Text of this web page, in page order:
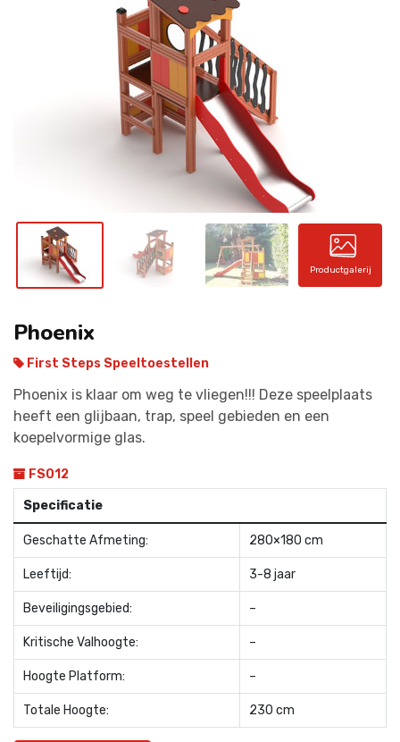
Productgalerij
Phoenix
First Steps Speeltoestellen
Phoenix is klaar om weg te vliegen!!! Deze speelplaats
heeft een glijbaan, trap, speel gebieden en een
koepelvormige glas.
FS012
Specificatie
Geschatte Afmeting: 280×180 cm
Leeftijd: 3-8 jaar
Beveiligingsgebied: –
Kritische Valhoogte: –
Hoogte Platform: –
Totale Hoogte: 230 cm